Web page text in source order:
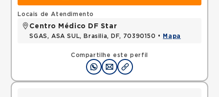
Compartilhe este perfil
Locais de Atendimento
Centro Médico DF Star
SGAS, ASA SUL, Brasilia, DF, 70390150 • Mapa